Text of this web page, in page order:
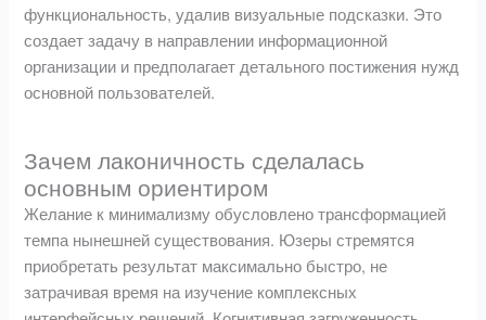
функциональность, удалив визуальные подсказки. Это
создает задачу в направлении информационной
организации и предполагает детального постижения нужд
основной пользователей.
Зачем лаконичность сделалась
основным ориентиром
Желание к минимализму обусловлено трансформацией
темпа нынешней существования. Юзеры стремятся
приобретать результат максимально быстро, не
затрачивая время на изучение комплексных